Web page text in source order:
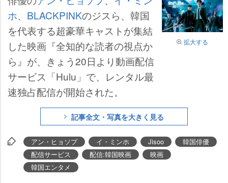
拡大する
ホ、 BLACKPINKのジスら、韓国
を代表する超豪華キャストが集結
した映画『全知的な読者の視点か
ら』が、きょう20日より動画配信
サービス「Hulu」で、レンタル最
速独占配信が開始された。
記事全文・写真を大きく見る
アン・ヒョソプ イ・ミンホ Jisoo
韓国俳優
配信サービス
配信:韓国映画
映画
韓国エンタメ